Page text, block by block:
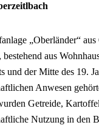
„Oberländer“
aus
und der Mitte des 19.
Anwesen
Getreide,
Nutzung in den